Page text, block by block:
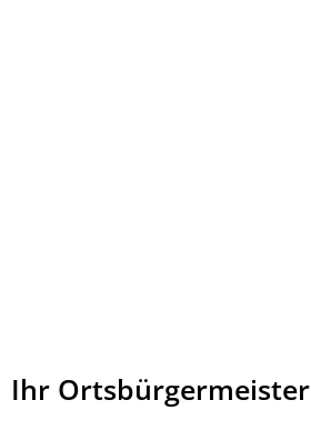
Ihr Ortsbürgermeister